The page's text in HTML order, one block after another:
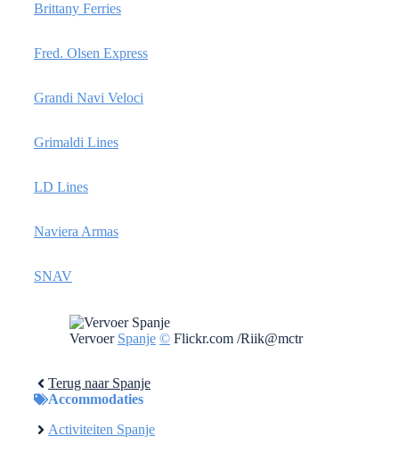
Brittany Ferries
Fred. Olsen Express
Grandi Navi Veloci
Grimaldi Lines
LD Lines
Naviera Armas
SNAV
Vervoer Spanje © Flickr.com /Riik@mctr
Terug naar Spanje
Accommodaties
Activiteiten Spanje